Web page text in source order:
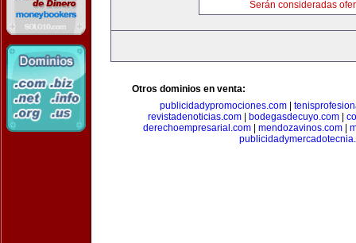
Serán consideradas
Otros dominios en venta:
publicidadypromociones.com
revistadenoticias.com
bodegasdecuyo.com
derechoempresarial.com
mendozavinos.com